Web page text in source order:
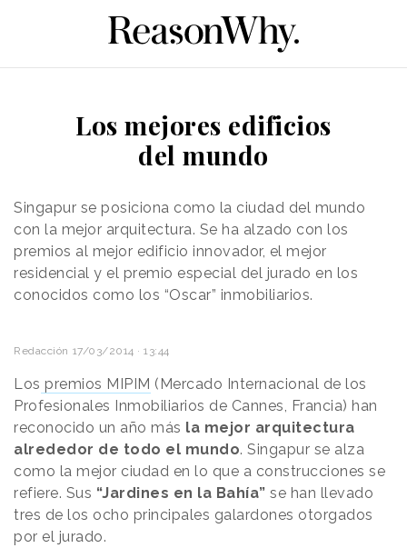
Los mejores edificios
del mundo
Singapur se posiciona como la ciudad del mundo
con la mejor arquitectura. Se ha alzado con los
premios al mejor edificio innovador, el mejor
residencial y el premio especial del jurado en los
conocidos como los “Oscar” inmobiliarios.
Redacción 17/03/2014 · 13:44
Los premios MIPIM (Mercado Internacional de los
Profesionales Inmobiliarios de Cannes, Francia) han
reconocido un año más la mejor arquitectura
alrededor de todo el mundo. Singapur se alza
como la mejor ciudad en lo que a construcciones se
refiere. Sus “Jardines en la Bahía” se han llevado
tres de los ocho principales galardones otorgados
por el jurado.